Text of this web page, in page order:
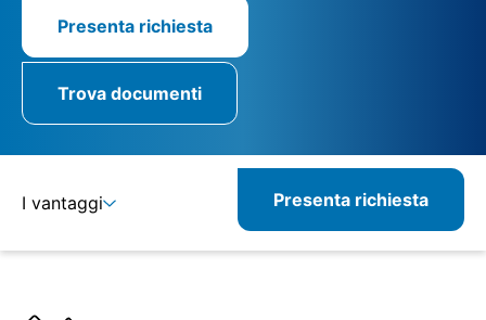
Presenta richiesta
Trova documenti
I vantaggi Presenta richiesta